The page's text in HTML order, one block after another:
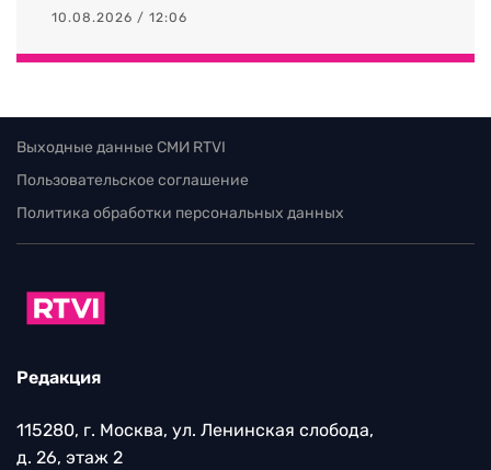
10.08.2026 / 12:06
Выходные данные СМИ RTVI
Пользовательское соглашение
Политика обработки персональных данных
Редакция
115280, г. Москва, ул. Ленинская слобода,
д. 26, этаж 2